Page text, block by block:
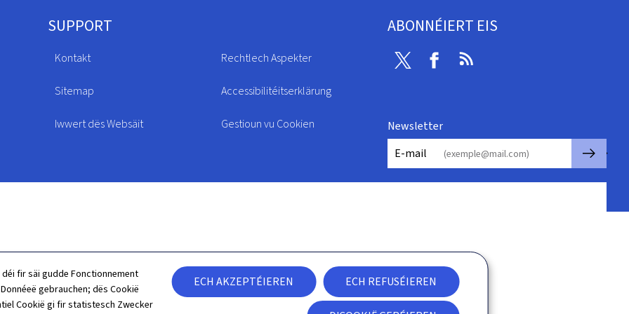
fir säi gudde Fonctionnement
gebrauchen; dës Cookië
Cookië gi fir statistesch Zwecker
ECH AKZEPTÉIEREN ECH REFUSÉIEREN
SUPPORT
Kontakt
Sitemap
Iwwert dës Websäit
Rechtlech Aspekter
Accessibilitéitserklärung
Gestioun vu Cookien
ABONNÉIERT EIS
Twitter Facebook
Newsletter
E-mail
🡒